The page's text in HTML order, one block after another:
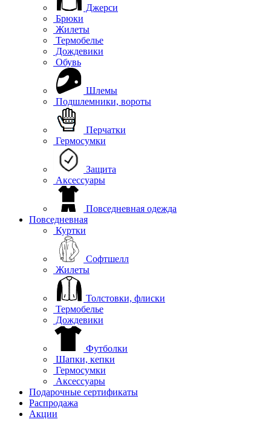
Джерси
Брюки
Жилеты
Термобелье
Дождевики
Обувь
Шлемы
Подшлемники, вороты
Перчатки
Гермосумки
Защита
Аксессуары
Повседневная одежда
Повседневная
Куртки
Софтшелл
Жилеты
Толстовки, флиски
Термобелье
Дождевики
Футболки
Шапки, кепки
Гермосумки
Аксессуары
Подарочные сертификаты
Распродажа
Акции